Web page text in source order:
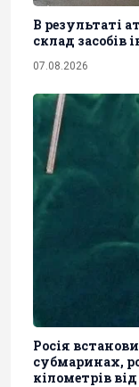
В результаті
склад засобів
07.08.2026
Росія
субмаринах,
кілометрів